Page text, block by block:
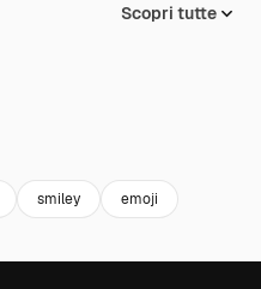
Scopri tutte
smiley emoji